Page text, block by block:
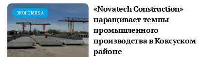
ЭКОНОМИКА
«Novatech Construction»
наращивает темпы
промышленного
производства в Коксуском
районе